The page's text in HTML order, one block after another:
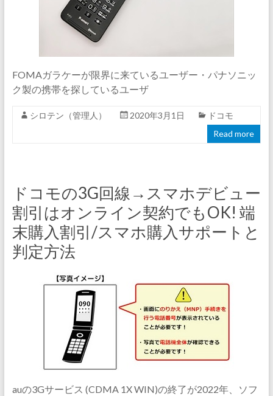
FOMAガラケーが限界に来ているユーザー・パナソニッ
ク製の携帯を探しているユーザ
シロテン（管理人） 2020年3月1日
ドコモ
Read more
ドコモの3G回線→スマホデビュー
割引はオンライン契約でもOK! 端
末購入割引/スマホ購入サポートと
判定方法
auの3Gサービス (CDMA 1X WIN)の終了が2022年、ソフ